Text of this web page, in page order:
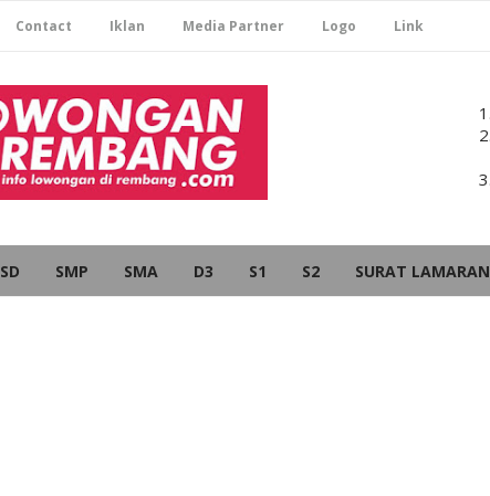
Contact Iklan Media Partner Logo Link
SD SMP SMA D3 S1 S2 SURAT LAMARAN